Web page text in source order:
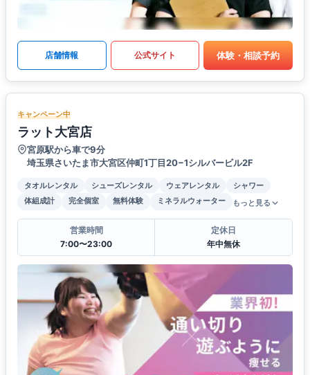
店舗情報 公式サイト 体験・相談予約
キャンペーン中
ラット大宮店
宮原駅から車で9分
埼玉県さいたま市大宮区仲町1丁目20−1シルバービル2F
タオルレンタル シューズレンタル ウェアレンタル
シャワー
体組成計
完全個室 無料体験 ミネラルウォーター もっと見る
営業時間
7:00〜23:00
定休日
年中無休